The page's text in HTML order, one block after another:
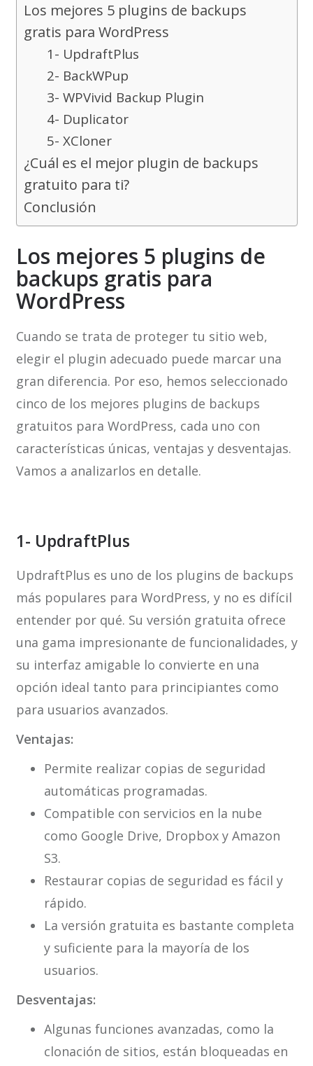
Los mejores 5 plugins de backups
gratis para WordPress
1- UpdraftPlus
2- BackWPup
3- WPVivid Backup Plugin
4- Duplicator
5- XCloner
¿Cuál es el mejor plugin de backups
gratuito para ti?
Conclusión
Los mejores 5 plugins de
backups gratis para
WordPress
Cuando se trata de proteger tu sitio web,
elegir el plugin adecuado puede marcar una
gran diferencia. Por eso, hemos seleccionado
cinco de los mejores plugins de backups
gratuitos para WordPress, cada uno con
características únicas, ventajas y desventajas.
Vamos a analizarlos en detalle.
1- UpdraftPlus
UpdraftPlus es uno de los plugins de backups
más populares para WordPress, y no es difícil
entender por qué. Su versión gratuita ofrece
una gama impresionante de funcionalidades, y
su interfaz amigable lo convierte en una
opción ideal tanto para principiantes como
para usuarios avanzados.
Ventajas:
Permite realizar copias de seguridad
automáticas programadas.
Compatible con servicios en la nube
como Google Drive, Dropbox y Amazon
S3.
Restaurar copias de seguridad es fácil y
rápido.
La versión gratuita es bastante completa
y suficiente para la mayoría de los
usuarios.
Desventajas:
Algunas funciones avanzadas, como la
clonación de sitios, están bloqueadas en